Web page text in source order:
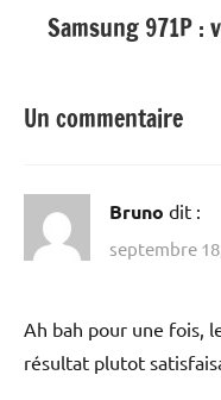
Samsung 971P :
Un commentaire
Bruno dit :
septembre
Ah bah pour une fois,
résultat plutot